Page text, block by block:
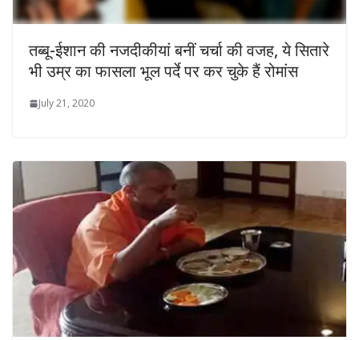
तब्‍बू-ईशान की नजदीकीयां बनीं चर्चा की वजह, ये सितारे
भी उम्र का फासला भूल पर्दे पर कर चुके हैं रोमांस
July 21, 2020